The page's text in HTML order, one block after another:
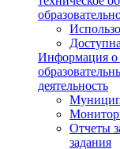
Информация о
деятельность
Отчеты
задания